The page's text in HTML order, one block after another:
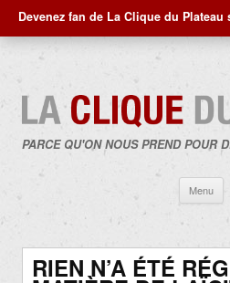
Devenez fan de La Clique du Plateau
PARCE QU'ON NOUS PREND POUR
Menu
RIEN N’A ÉTÉ